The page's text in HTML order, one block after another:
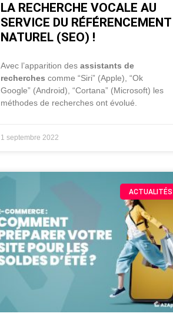
LA RECHERCHE VOCALE AU
SERVICE DU RÉFÉRENCEMENT
NATUREL (SEO) !
Avec l’apparition desassistants de
recherches comme “Siri” (Apple), “Ok
Google” (Android), “Cortana” (Microsoft) les
méthodes de recherches ont évolué.
1 septembre 2022
ACTUALITÉS